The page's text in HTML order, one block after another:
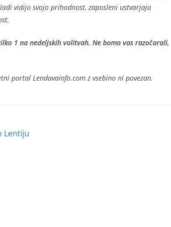
vidijo svojo prihodnost, zaposleni ustvarjajo
1 na nedeljskih volitvah. Ne bomo vas razočarali,
portal Lendavainfo.com z vsebino ni povezan.
Lentiju